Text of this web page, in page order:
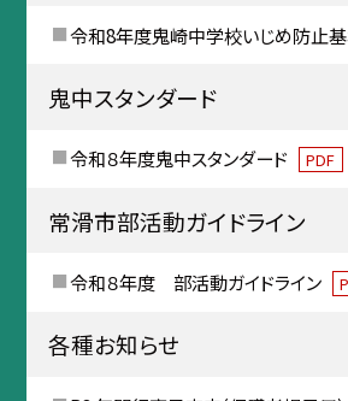
令和8年度鬼崎中学校いじめ防止
鬼中スタンダード
令和８年度鬼中スタンダード PDF
常滑市部活動ガイドライン
令和８年度 部活動ガイドライン
各種お知らせ